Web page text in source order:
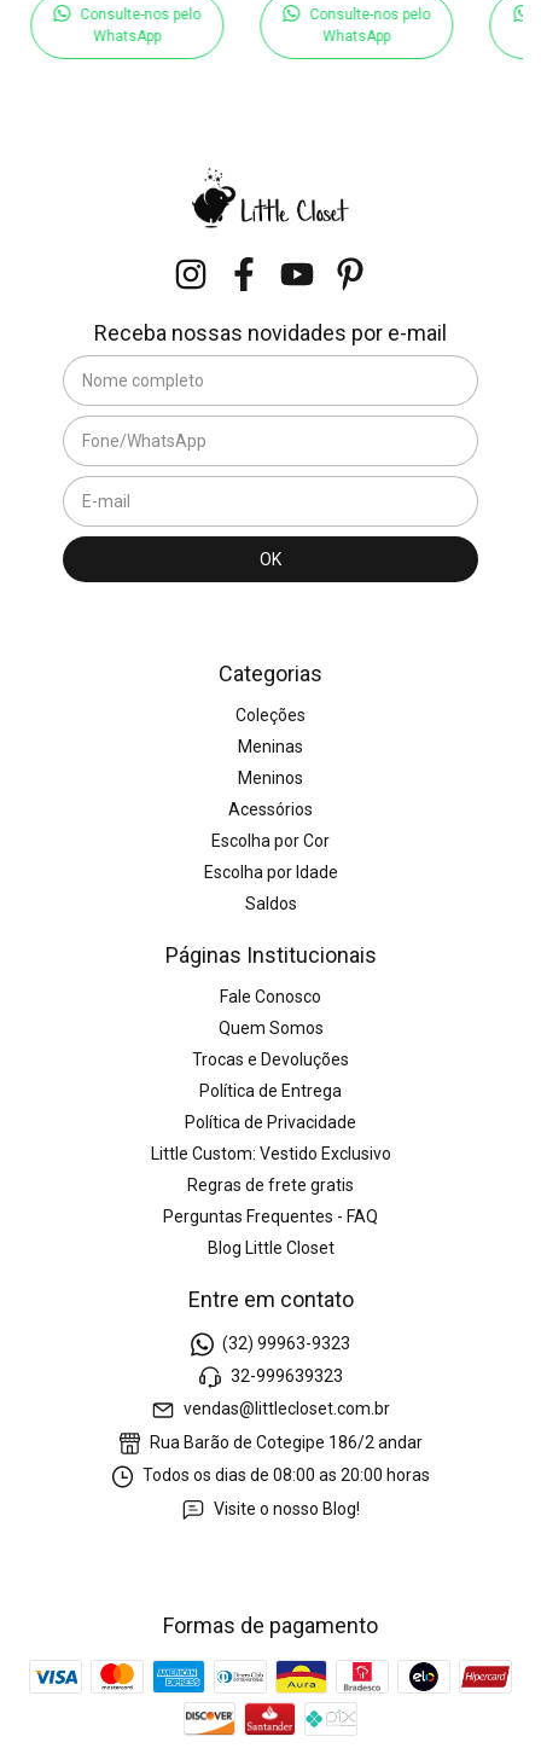
Consulte-nos pelo
WhatsApp
Consulte-nos pelo
WhatsApp
Receba nossas novidades por e-mail
Categorias
Coleções
Meninas
Meninos
Acessórios
Escolha por Cor
Escolha por Idade
Saldos
Páginas Institucionais
Fale Conosco
Quem Somos
Trocas e Devoluções
Política de Entrega
Política de Privacidade
Little Custom: Vestido Exclusivo
Regras de frete gratis
Perguntas Frequentes - FAQ
Blog Little Closet
Entre em contato
(32) 99963-9323
32-999639323
vendas@littlecloset.com.br
Rua Barão de Cotegipe 186/2 andar
Todos os dias de 08:00 as 20:00 horas
Visite o nosso Blog!
Formas de pagamento